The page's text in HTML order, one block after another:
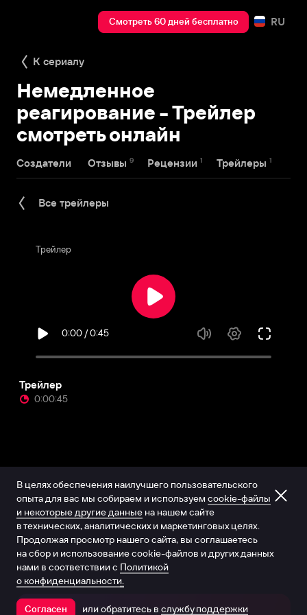
Смотреть 60 дней бесплатно RU
К сериалу
Немедленное
реагирование - Трейлер
смотреть онлайн
Создатели Отзывы 9 Рецензии 1 Трейлеры 1
Все трейлеры
Трейлер
0:00:45
Открыть в приложении
В целях обеспечения наилучшего пользовательского
опыта для вас мы собираем и используем cookie-файлы
и некоторые другие данные на нашем сайте
в технических, аналитических и маркетинговых целях.
Продолжая просмотр нашего сайта, вы соглашаетесь
на сбор и использование cookie-файлов и других данных
нами в соответствии с Политикой
о конфиденциальности.
Согласен или обратитесь в службу поддержки